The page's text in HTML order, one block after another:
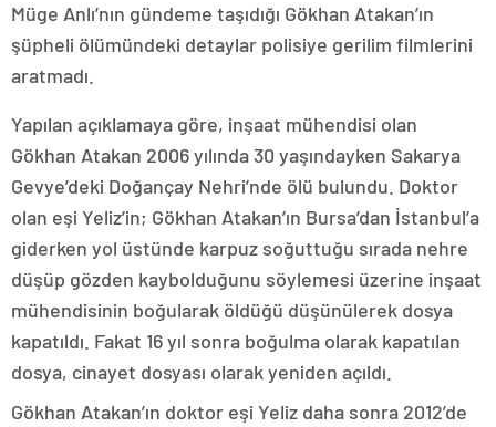
Müge Anlı’nın gündeme taşıdığı Gökhan Atakan’ın
şüpheli ölümündeki detaylar polisiye gerilim filmlerini
aratmadı.
Yapılan açıklamaya göre, inşaat mühendisi olan
Gökhan Atakan 2006 yılında 30 yaşındayken Sakarya
Gevye’deki Doğançay Nehri’nde ölü bulundu. Doktor
olan eşi Yeliz’in; Gökhan Atakan’ın Bursa’dan İstanbul’a
giderken yol üstünde karpuz soğuttuğu sırada nehre
düşüp gözden kaybolduğunu söylemesi üzerine inşaat
mühendisinin boğularak öldüğü düşünülerek dosya
kapatıldı. Fakat 16 yıl sonra boğulma olarak kapatılan
dosya, cinayet dosyası olarak yeniden açıldı.
Gökhan Atakan’ın doktor eşi Yeliz daha sonra 2012’de